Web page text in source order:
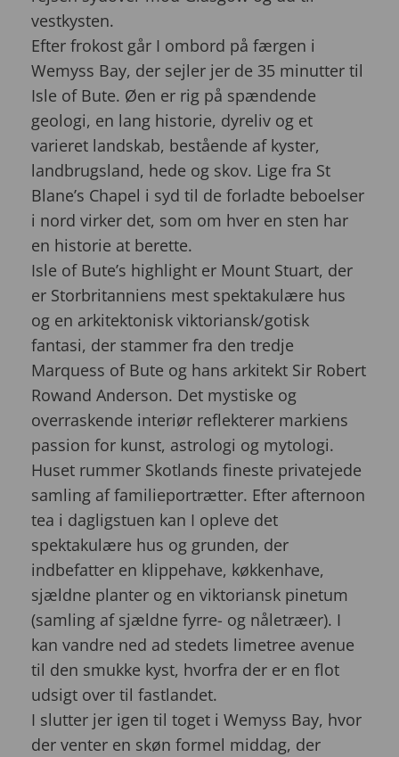
vestkysten.
Efter frokost går I ombord på færgen i
Wemyss Bay, der sejler jer de 35 minutter til
Isle of Bute. Øen er rig på spændende
geologi, en lang historie, dyreliv og et
varieret landskab, bestående af kyster,
landbrugsland, hede og skov. Lige fra St
Blane’s Chapel i syd til de forladte beboelser
i nord virker det, som om hver en sten har
en historie at berette.
Isle of Bute’s highlight er Mount Stuart, der
er Storbritanniens mest spektakulære hus
og en arkitektonisk viktoriansk/gotisk
fantasi, der stammer fra den tredje
Marquess of Bute og hans arkitekt Sir Robert
Rowand Anderson. Det mystiske og
overraskende interiør reflekterer markiens
passion for kunst, astrologi og mytologi.
Huset rummer Skotlands fineste privatejede
samling af familieportrætter. Efter afternoon
tea i dagligstuen kan I opleve det
spektakulære hus og grunden, der
indbefatter en klippehave, køkkenhave,
sjældne planter og en viktoriansk pinetum
(samling af sjældne fyrre- og nåletræer). I
kan vandre ned ad stedets limetree avenue
til den smukke kyst, hvorfra der er en flot
udsigt over til fastlandet.
I slutter jer igen til toget i Wemyss Bay, hvor
der venter en skøn formel middag, der